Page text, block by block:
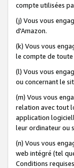
compte utilisées
(j) Vous vous
d'Amazon.
(k) Vous vous
le compte de toute
(l) Vous vous
ou concernant le
(m) Vous vous
relation avec tout
application
leur ordinateur ou
(n) Vous vous
web intégré (tel
Conditions